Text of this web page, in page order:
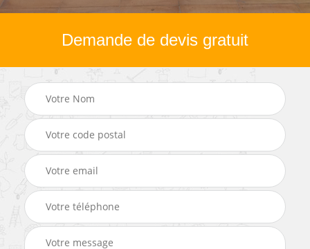
Demande de devis gratuit